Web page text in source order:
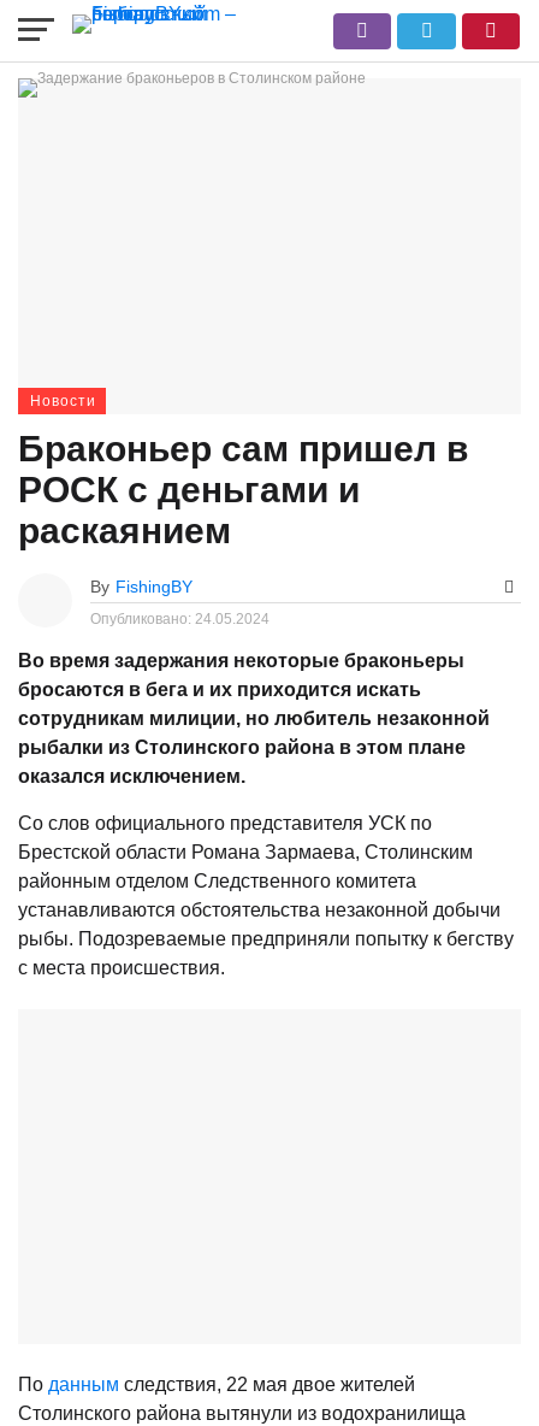
Новости
Браконьер сам пришел в
РОСК с деньгами и
раскаянием
By FishingBY
Опубликовано: 24.05.2024
Во время задержания некоторые браконьеры
бросаются в бега и их приходится искать
сотрудникам милиции, но любитель незаконной
рыбалки из Столинского района в этом плане
оказался исключением.
Со слов официального представителя УСК по
Брестской области Романа Зармаева, Столинским
районным отделом Следственного комитета
устанавливаются обстоятельства незаконной добычи
рыбы. Подозреваемые предприняли попытку к бегству
с места происшествия.
По данным следствия, 22 мая двое жителей
Столинского района вытянули из водохранилища